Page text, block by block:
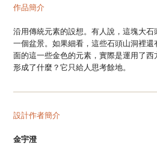
作品簡介
沿用傳統元素的設想。有人說，這塊大
一個盆景。如果細看，這些石頭山洞裡
面的這一些金色的元素，實際是運用了
形成了什麼？它只給人思考餘地。
——————————————————
設計作者簡介
金宇澄